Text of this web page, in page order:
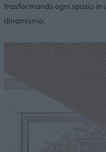
trasformando ogni spazio in
dinamismo.